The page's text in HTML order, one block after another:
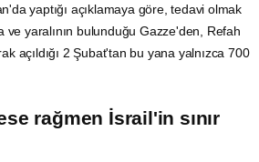
yaptığı açıklamaya göre, tedavi olmak
ve yaralının bulunduğu Gazze'den, Refah
açıldığı 2 Şubat'tan bu yana yalnızca 700
rağmen İsrail'in sınır